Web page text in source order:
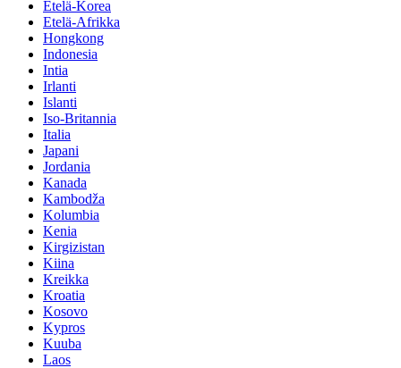
Etelä-Korea
Etelä-Afrikka
Hongkong
Indonesia
Intia
Irlanti
Islanti
Iso-Britannia
Italia
Japani
Jordania
Kanada
Kambodža
Kolumbia
Kenia
Kirgizistan
Kiina
Kreikka
Kroatia
Kosovo
Kypros
Kuuba
Laos